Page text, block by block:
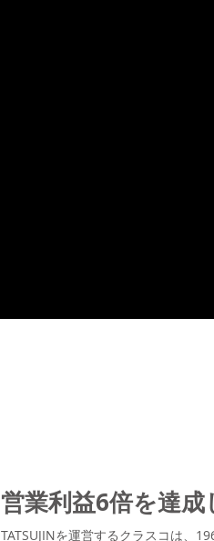
営業利益6倍を達
TATSUJINを運営するクラスコは、